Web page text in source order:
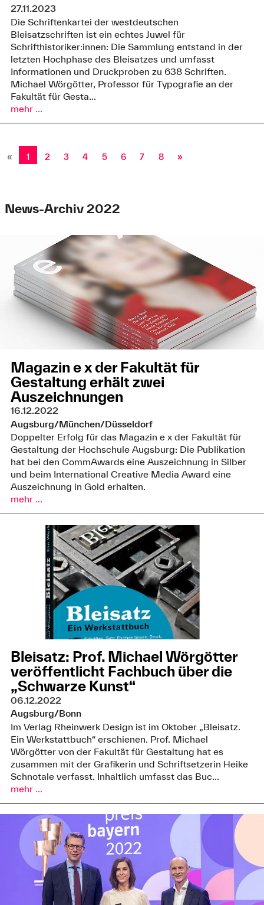
27.11.2023
Die Schriftenkartei der westdeutschen
Bleisatzschriften ist ein echtes Juwel für
Schrifthistoriker:innen: Die Sammlung entstand in der
letzten Hochphase des Bleisatzes und umfasst
Informationen und Druckproben zu 638 Schriften.
Michael Wörgötter, Professor für Typografie an der
Fakultät für Gesta...
mehr ...
« 1 2 3 4 5 6 7 8 »
News-Archiv 2022
Magazin e x der Fakultät für
Gestaltung erhält zwei
Auszeichnungen
16.12.2022
Augsburg/München/Düsseldorf
Doppelter Erfolg für das Magazin e x der Fakultät für
Gestaltung der Hochschule Augsburg: Die Publikation
hat bei den CommAwards eine Auszeichnung in Silber
und beim International Creative Media Award eine
Auszeichnung in Gold erhalten.
mehr ...
Bleisatz: Prof. Michael Wörgötter
veröffentlicht Fachbuch über die
„Schwarze Kunst“
06.12.2022
Augsburg/Bonn
Im Verlag Rheinwerk Design ist im Oktober „Bleisatz.
Ein Werkstattbuch“ erschienen. Prof. Michael
Wörgötter von der Fakultät für Gestaltung hat es
zusammen mit der Grafikerin und Schriftsetzerin Heike
Schnotale verfasst. Inhaltlich umfasst das Buc...
mehr ...